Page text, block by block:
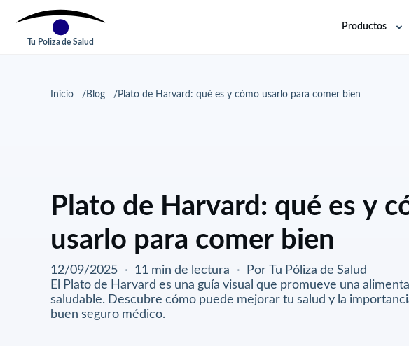
Tu Poliza de Salud
Productos
Inicio Blog Plato de Harvard: qué es y cómo usarlo para comer bien
Plato de Harvard: qué es y
usarlo para comer bien
12/09/2025 · 11 min de lectura ·
Por Tu Póliza de Salud
El Plato de Harvard es una guía visual que promueve una
saludable. Descubre cómo puede mejorar tu salud y la
buen seguro médico.